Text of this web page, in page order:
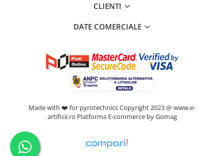
CLIENTI
DATE COMERCIALE
Made with ❤️ for pyrotechnics Copyright 2023 @ www.e-
artificii.ro Platforma E-commerce by Gomag